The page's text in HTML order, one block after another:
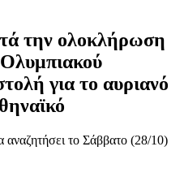
την ολοκλήρωση
για το αυριανό
αναζητήσει το Σάββατο (28/10)